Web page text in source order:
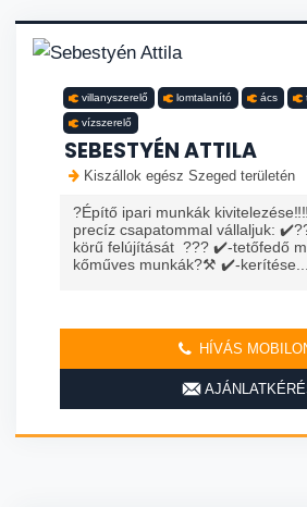
villanyszerelő lomtalanító ács
vízszerelő
SEBESTYÉN ATTILA
Kiszállok egész Szeged területén
?Építő ipari munkák
precíz csapatommal vállaljuk:
körű felújítását ??? ✔️-tetőfedő
kőműves munkák?⚒️ ✔️-kerítése...
HÍVÁS